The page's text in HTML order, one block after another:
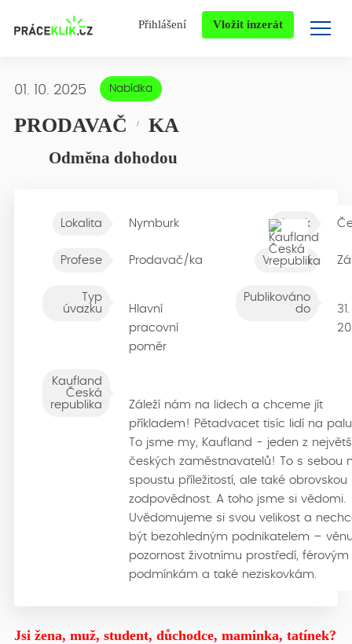
Přihlášení Vložit inzerát
01. 10. 2025 Nabídka
PRODAVAČ / KA
Odměna dohodou
Lokalita Nymburk Jazyk
Profese Prodavač/ka Vzdělání
Typ
úvazku
Hlavní
pracovní
poměr
Publikováno
do
Kaufland
Česká
republika
Záleží nám na lidech a chceme jít
příkladem! Pětadvacet tisíc lidí na
To jsme my, Kaufland - jeden z
českých zaměstnavatelů! To s sebou
spoustu příležitostí, ale také obrovskou
zodpovědnost. A toho jsme si vědomi.
Uvědomujeme si svou velikost a
být bezohledným podnikatelem –
pozornost životnímu prostředí, férovým
podmínkám a také neziskovkám.
Jsi žena, muž, student, důchodce, maminka, tatínek?